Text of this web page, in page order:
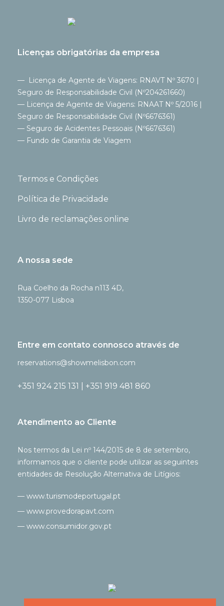
A nossa sede
Rua Coelho da Rocha n113 4D,
1350-077 Lisboa
Entre em contato connosco através de
reservations@showmelisbon.com
+351 924 215 131 | +351 919 481 860
Licenças obrigatórias da empresa
— Licença de Agente de Viagens: RNAVT Nº 3670 |
Seguro de Responsabilidade Civil (Nº204261660)
— Licença de Agente de Viagens: RNAAT Nº 5/2016 |
Seguro de Responsabilidade Civil (Nº6676361)
— Seguro de Acidentes Pessoais (Nº6676361)
— Fundo de Garantia de Viagem
Termos e Condições
Política de Privacidade
Livro de reclamações online
Atendimento ao Cliente
Nos termos da Lei nº 144/2015 de 8 de setembro,
informamos que o cliente pode utilizar as seguintes
entidades de Resolução Alternativa de Litígios:
— www.turismodeportugal.pt
— www.provedorapavt.com
— www.consumidor.gov.pt